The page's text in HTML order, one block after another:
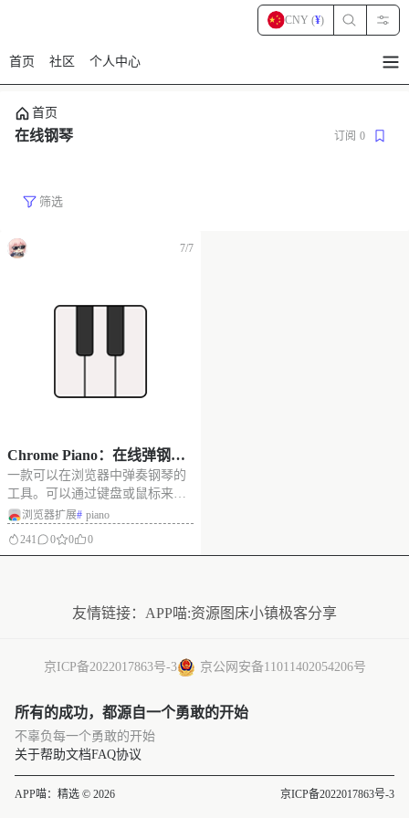
首页 社区 个人中心
CNY (¥)
首页
在线钢琴 订阅 0
筛选
7/7
Chrome Piano：在线弹钢
琴，一款通过键盘或鼠标来
演奏钢琴的浏览器扩展插件
一款可以在浏览器中弹奏钢琴的
工具。可以通过键盘或鼠标来演
奏钢琴，几乎没有学习曲线，适
了丰富的音乐曲目供选择，可以
多位艺术家的歌曲。几乎没有学
习难度。您只
浏览器扩展# piano
241
0 0 0
友情链接： APP喵:资源 图床小镇极客分享
京ICP备2022017863号-3 京公网安备11011402054206号
所有的成功，都源自一个勇敢的开始
不辜负每一个勇敢的开始
关于帮助文档FAQ协议
APP喵：精选 © 2026 京ICP备2022017863号-3